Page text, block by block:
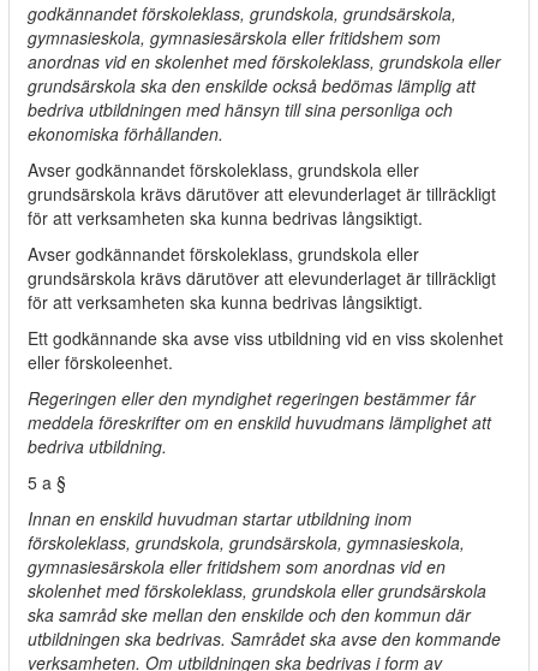
godkännandet förskoleklass, grundskola, grundsärskola,
gymnasieskola, gymnasiesärskola eller fritidshem som
anordnas vid en skolenhet med förskoleklass, grundskola eller
grundsärskola ska den enskilde också bedömas lämplig att
bedriva utbildningen med hänsyn till sina personliga och
ekonomiska förhållanden.
Avser godkännandet förskoleklass, grundskola eller
grundsärskola krävs därutöver att elevunderlaget är tillräckligt
för att verksamheten ska kunna bedrivas långsiktigt.
Avser godkännandet förskoleklass, grundskola eller
grundsärskola krävs därutöver att elevunderlaget är tillräckligt
för att verksamheten ska kunna bedrivas långsiktigt.
Ett godkännande ska avse viss utbildning vid en viss skolenhet
eller förskoleenhet.
Regeringen eller den myndighet regeringen bestämmer får
meddela föreskrifter om en enskild huvudmans lämplighet att
bedriva utbildning.
5 a §
Innan en enskild huvudman startar utbildning inom
förskoleklass, grundskola, grundsärskola, gymnasieskola,
gymnasiesärskola eller fritidshem som anordnas vid en
skolenhet med förskoleklass, grundskola eller grundsärskola
ska samråd ske mellan den enskilde och den kommun där
utbildningen ska bedrivas. Samrådet ska avse den kommande
verksamheten. Om utbildningen ska bedrivas i form av